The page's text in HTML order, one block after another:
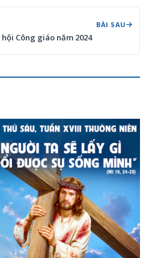
BÀI SAU
Công giáo năm 2024